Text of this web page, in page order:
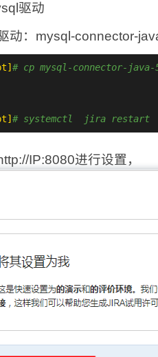
驱动
动：mysql-connector-
# cp mysql-connector-
# systemctl  jira restart
IP:8080进行设置，